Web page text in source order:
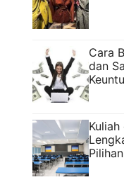
Cara
dan